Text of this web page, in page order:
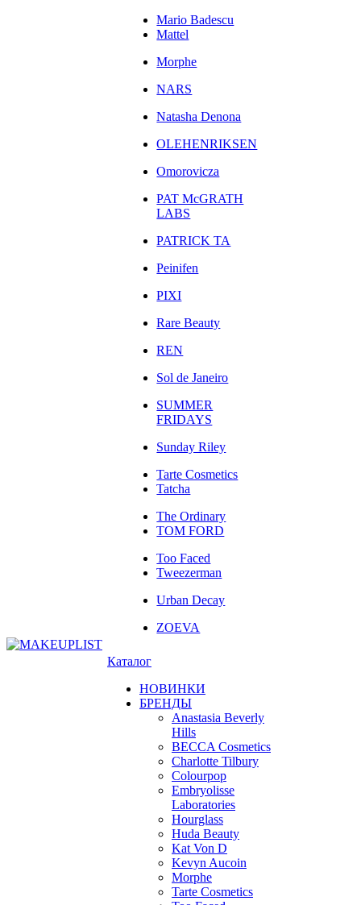
Mario Badescu
Mattel
Morphe
NARS
Natasha Denona
OLEHENRIKSEN
Omorovicza
PAT McGRATH
LABS
PATRICK TA
Peinifen
PIXI
Rare Beauty
REN
Sol de Janeiro
SUMMER
FRIDAYS
Sunday Riley
Tarte Cosmetics
Tatcha
The Ordinary
TOM FORD
Too Faced
Tweezerman
Urban Decay
ZOEVA
Каталог
НОВИНКИ
БРЕНДЫ
Anastasia Beverly
Hills
BECCA Cosmetics
Charlotte Tilbury
Colourpop
Embryolisse
Laboratories
Hourglass
Huda Beauty
Kat Von D
Kevyn Aucoin
Morphe
Tarte Cosmetics